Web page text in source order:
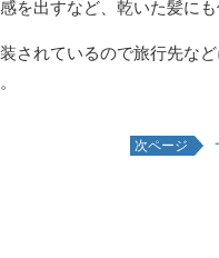
感を出すなど、乾いた髪に
されているので旅行先な
次ページ